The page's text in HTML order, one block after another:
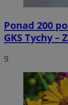
Ponad 200
GKS Tychy –
9